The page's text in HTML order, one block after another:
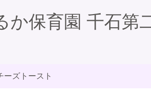
か保育園 千石第
ーズトースト